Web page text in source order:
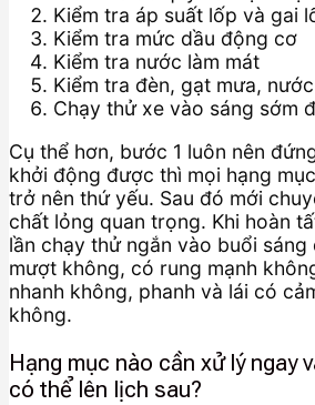
Kiểm tra áp suất lốp và gai
Kiểm tra mức dầu động cơ
Kiểm tra nước làm mát
Kiểm tra đèn, gạt mưa,
Chạy thử xe vào sáng sớm
Cụ thể hơn, bước 1 luôn nên
khởi động được thì mọi hạng
trở nên thứ yếu. Sau đó mới
chất lỏng quan trọng. Khi hoàn
lần chạy thử ngắn vào buổi sáng
mượt không, có rung mạnh
nhanh không, phanh và lái có
không.
Hạng mục nào cần xử lý ngay
có thể lên lịch sau?